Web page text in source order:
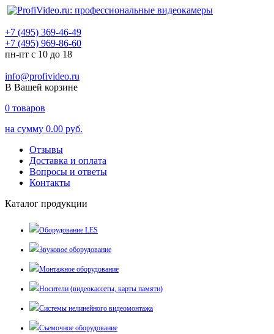
+7 (495) 369-46-49
+7 (495) 969-86-60
пн-пт с 10 до 18
info@profivideo.ru
В Вашей корзине
0 товаров
на сумму 0.00 руб.
Отзывы
Доставка и оплата
Вопросы и ответы
Контакты
Каталог продукции
Оборудование LES
Звуковое оборудование
Монтажное оборудование
Носители (видеокассеты, карты памяти)
Системы нелинейного видеомонтажа
Съемочное оборудование